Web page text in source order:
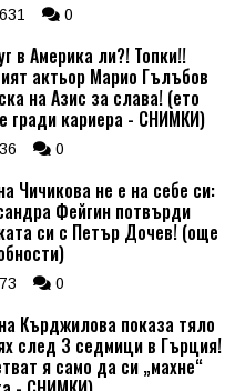
0
в Америка ли?! Топки!!
актьор Марио Гълъбов
на Азис за слава! (ето
гради кариера - СНИМКИ)
0
Чичикова не е на себе си:
Фейгин потвърди
си с Петър Дочев! (още
0
Кърджилова показа тяло
след 3 седмици в Гърция!
я само да си „махне“